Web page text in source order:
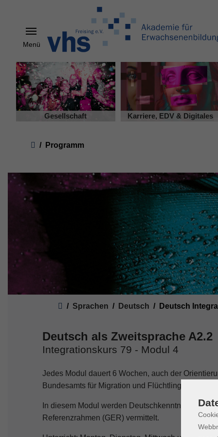
Menü
Gesellschaft Karriere, EDV & Digitales
Programm
Sprachen Deutsch Deutsch
Deutsch als Zweitsprache A2.2
Integrationskurs 79 - Modul 4
Jedes Modul dauert 6 Wochen, auch der
Bundesamts für Migration und Flüchtlinge (BAMF)
In diesem Modul werden Deutschkenntnisse
Referenzrahmen (GER) vermittelt.